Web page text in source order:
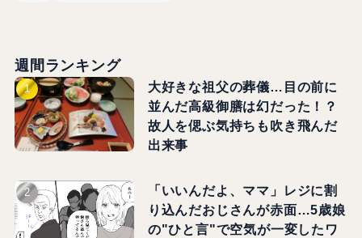
週間ランキング
大好きな祖父の葬儀…目の前に
並んだ高級御膳は幻だった！？
故人を偲ぶ気持ちも吹き飛んだ
出来事
「いいんだよ、ママ」レジに割
り込んだおじさんが赤面…5歳娘
の"ひと言"で空気が一変したワ